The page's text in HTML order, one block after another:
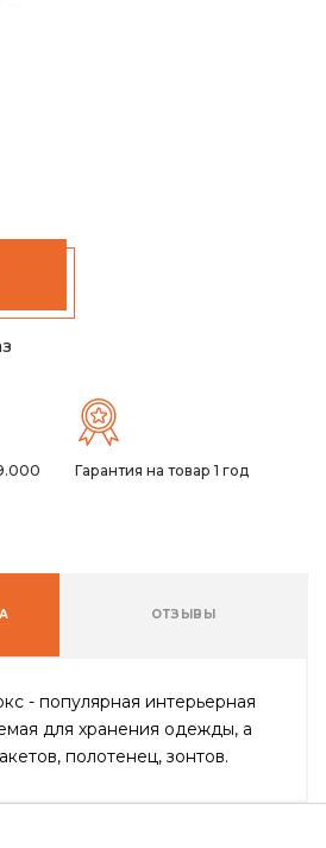
Гарантия на товар 1 год
ОТЗЫВЫ
- популярная интерьерная
для хранения одежды, а
полотенец, зонтов.